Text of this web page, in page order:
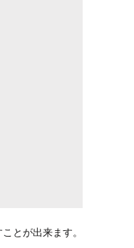
とが出来ます。